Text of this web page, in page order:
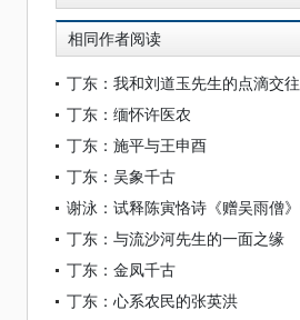
相同作者阅读
丁东：我和刘道玉先生的点滴交往
丁东：缅怀许医农
丁东：施平与王申酉
丁东：吴象千古
丁东：与流沙河先生的一面之缘
丁东：金凤千古
丁东：心系农民的张英洪